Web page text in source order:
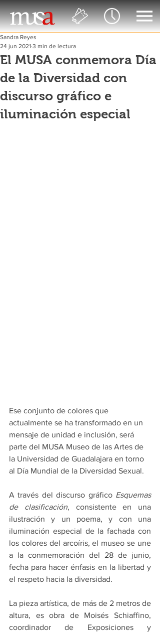
El MUSA conmemora Día
de la Diversidad con
discurso gráfico e
iluminación especial
Sandra Reyes
24 jun 2021 3 min de lectura
Ese conjunto de colores que
actualmente se ha transformado en un
mensaje de unidad e inclusión, será
parte del MUSA Museo de las Artes de
la Universidad de Guadalajara en torno
al Día Mundial de la Diversidad Sexual.
A través del discurso gráfico Esquemas
de clasificación, consistente en una
ilustración y un poema, y con una
iluminación especial de la fachada con
los colores del arcoíris, el museo se une
a la conmemoración del 28 de junio,
fecha para hacer énfasis en la libertad y
el respeto hacia la diversidad.
La pieza artística, de más de 2 metros de
altura, es obra de Moisés Schiaffino,
coordinador de Exposiciones y